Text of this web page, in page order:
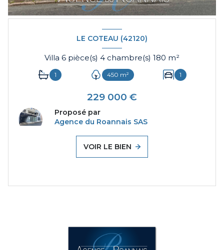
LE COTEAU (42120)
Villa 6 pièce(s) 4 chambre(s) 180 m²
1 450 m² 1
229 000 €
Proposé par
Agence du Roannais SAS
VOIR LE BIEN